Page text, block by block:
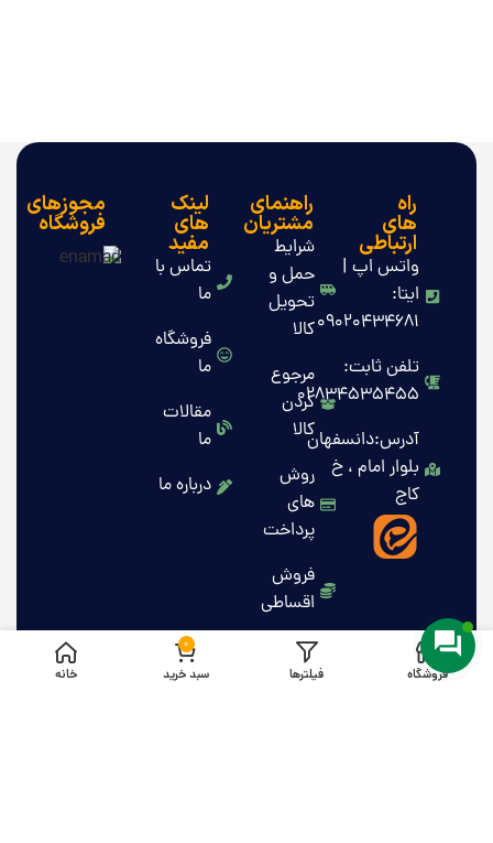
راه
های
ارتباطی
واتس اپ |
ایتا:
09020434681
تلفن ثابت:
02834535455
آدرس:دانسفهان
بلوار امام ، خ
کاج
راهنمای
مشتریان
شرایط
حمل و
تحویل
کالا
مرجوع
کردن
کالا
روش
های
پرداخت
فروش
اقساطی
لینک
های
مفید
تماس با
ما
فروشگاه
ما
مقالات
ما
درباره ما
مجوزهای
فروشگاه
فروشگاه فیلترها
0
سبد خرید خانه